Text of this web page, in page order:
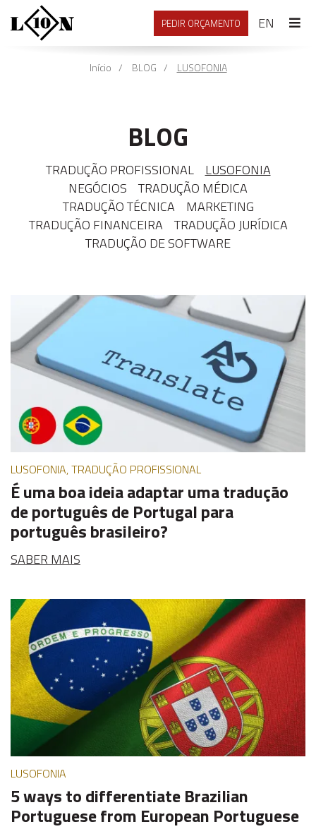
PEDIR ORÇAMENTO EN
Início BLOG LUSOFONIA
BLOG
TRADUÇÃO PROFISSIONAL
LUSOFONIA
NEGÓCIOS
TRADUÇÃO MÉDICA
TRADUÇÃO TÉCNICA
MARKETING
TRADUÇÃO FINANCEIRA
TRADUÇÃO JURÍDICA
TRADUÇÃO DE SOFTWARE
LUSOFONIA, TRADUÇÃO PROFISSIONAL
É uma boa ideia adaptar uma tradução
de português de Portugal para
português brasileiro?
SABER MAIS
LUSOFONIA
5 ways to differentiate Brazilian
Portuguese from European Portuguese